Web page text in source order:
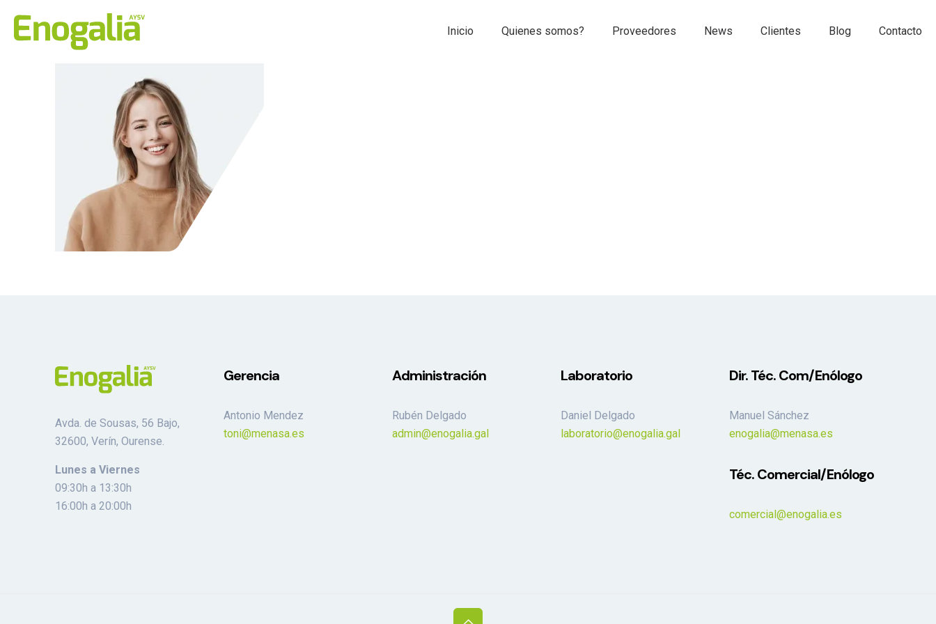
Inicio Quienes somos? Proveedores News Clientes Blog Contacto
Avda. de Sousas, 56 Bajo,
32600, Verín, Ourense.
Lunes a Viernes
09:30h a 13:30h
16:00h a 20:00h
Gerencia
Antonio Mendez
toni@menasa.es
Administración
Rubén Delgado
admin@enogalia.gal
Laboratorio
Daniel Delgado
laboratorio@enogalia.gal
Dir. Téc. Com/Enólogo
Manuel Sánchez
enogalia@menasa.es
Téc. Comercial/Enólogo
comercial@enogalia.es